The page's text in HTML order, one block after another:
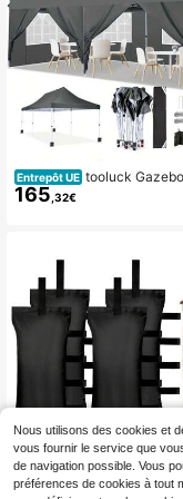
Entrepôt UE tooluck
3x6m, gazebo 3x6m
stable, résistant à l'hiver,
165 ,32€
Sac de sable pour poids
Nous utilisons des cookies et
vous fournir le service que
de navigation possible. Vous
préférences de cookies à tout